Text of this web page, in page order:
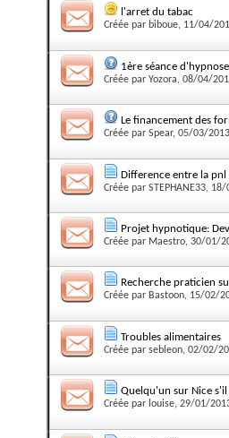
l'arret du tabac
Créée par biboue, 11/04/
1ère séance
Créée par Yozora, 08/04/
Le financement des
Créée par Spear, 05/03/
Difference entre la
Créée par STEPHANE33, 18/
Projet hypnotique:
Créée par Maestro, 30/01/
Recherche praticien
Créée par Bastoon, 15/02/
Troubles alimentaires
Créée par sebleon, 02/02/
Quelqu'un sur Nice s'il
Créée par louise, 29/01/